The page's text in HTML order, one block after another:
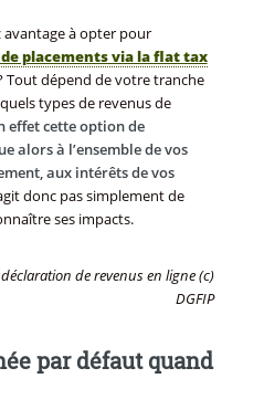
avantage à opter pour
placements via la flat tax
Tout dépend de votre tranche
types de revenus de
effet cette option de
alors à l’ensemble de vos
aux intérêts de vos
donc pas simplement de
ses impacts.
de revenus en ligne (c)
DGFIP
par défaut quand